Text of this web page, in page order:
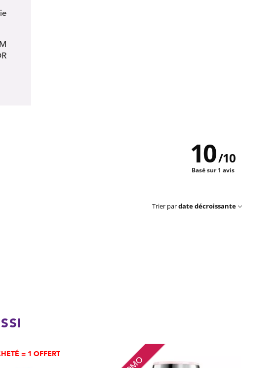
10/10
Basé sur 1 avis
Trier pardate décroissante
= 1 OFFERT